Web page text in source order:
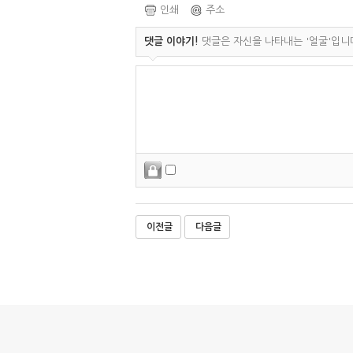
인쇄 주소
댓글 이야기! 댓글은 자신을 나타내는 '얼굴'입
이전글 다음글